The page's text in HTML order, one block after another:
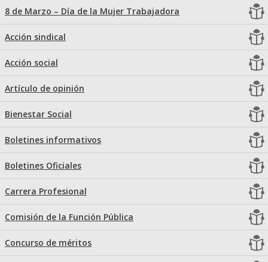
8 de Marzo – Día de la Mujer Trabajadora
Acción sindical
Acción social
Artículo de opinión
Bienestar Social
Boletines informativos
Boletines Oficiales
Carrera Profesional
Comisión de la Función Pública
Concurso de méritos